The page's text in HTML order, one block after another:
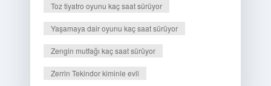
Toz tiyatro oyunu kaç saat sürüyor
Yaşamaya dair oyunu kaç saat sürüyor
Zengin mutfağı kaç saat sürüyor
Zerrin Tekindor kiminle evli